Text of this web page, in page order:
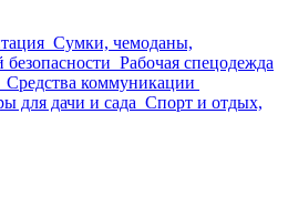
Сумки, чемоданы,
Рабочая спецодежда
Средства коммуникации
для дачи и сада Спорт и отдых,